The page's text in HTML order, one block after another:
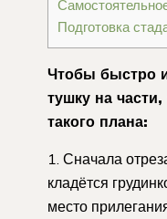
Подготовка
Чтобы быстро
тушку на
такого плана:
Сначала
кладётся
место